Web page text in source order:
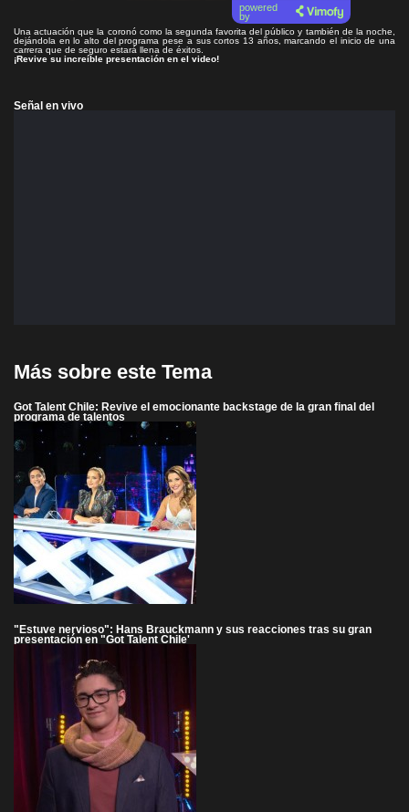
powered
by
Una actuación que la coronó como la segunda favorita del público y también de la noche,
dejándola en lo alto del programa pese a sus cortos 13 años, marcando el inicio de una
carrera que de seguro estará llena de éxitos.
¡Revive su increíble presentación en el video!
Señal en vivo
Más sobre este Tema
Got Talent Chile: Revive el emocionante backstage de la gran final del
programa de talentos
"Estuve nervioso": Hans Brauckmann y sus reacciones tras su gran
presentación en "Got Talent Chile'